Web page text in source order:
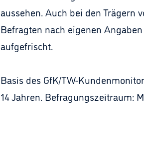
aussehen. Auch bei den Trägern
Befragten nach eigenen
aufgefrischt.
Basis des GfK/TW-
14 Jahren. Befragungszeitraum: